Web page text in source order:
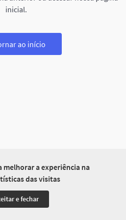
melhorar a experiência na
das visitas
e fechar
inicial.
ao início